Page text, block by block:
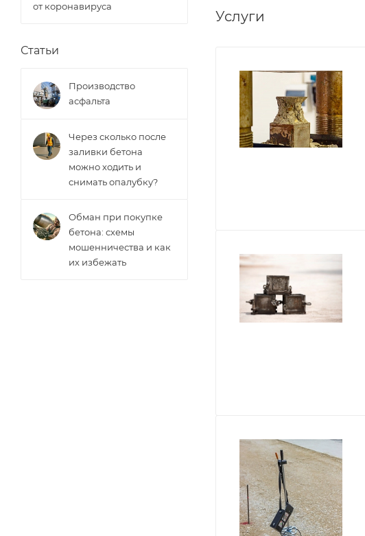
Услуги
от коронавируса
Статьи
Производство
асфальта
Через сколько после
заливки бетона
можно ходить и
снимать опалубку?
Обман при покупке
бетона: схемы
мошенничества и как
их избежать